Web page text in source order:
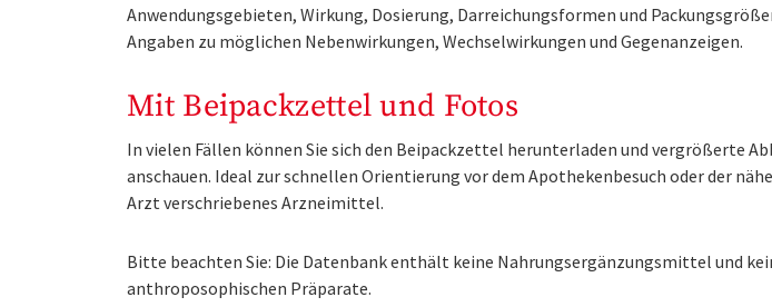
Anwendungsgebieten, Wirkung, Dosierung, Darreichungsformen und
Angaben zu möglichen Nebenwirkungen, Wechselwirkungen und Gegenanzeigen.
Mit Beipackzettel und Fotos
In vielen Fällen können Sie sich den Beipackzettel herunterladen und vergrößerte
anschauen. Ideal zur schnellen Orientierung vor dem Apothekenbesuch oder der
Arzt verschriebenes Arzneimittel.
Bitte beachten Sie: Die Datenbank enthält keine Nahrungsergänzungsmittel und
anthroposophischen Präparate.